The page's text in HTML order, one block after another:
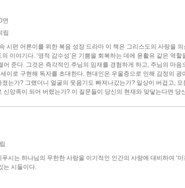
면
립
시편 어른이를 위한 복음 성장 드라마 이 책은 그리스도의 사랑을
이야기다. ‘영적 감수성’은 기쁨을 회복하는 데에 윤활유 같은 역
어 준다. 그것은 즉각적인 주님의 임재를 경험하게 하고, 주님의 마
이로 구현해 독자를 초대한다. 현대인은 우울증으로 인해 감정의
는가? 그랬더니 얼굴의 웃음기도 빠져나갔는가? 일상이 버겁고,
신앙족이 되어 버렸는가? 이 질문들이 당신의 현재와 맞닿는다면
시는 하나님의 무한한 사랑을 이기적인 인간의 사랑에 대비하여 ‘
는 시들이다.